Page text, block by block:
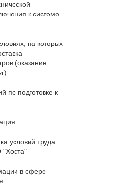
к системе
на которых
(оказание
по подготовке к
условий труда
"Хоста"
в сфере